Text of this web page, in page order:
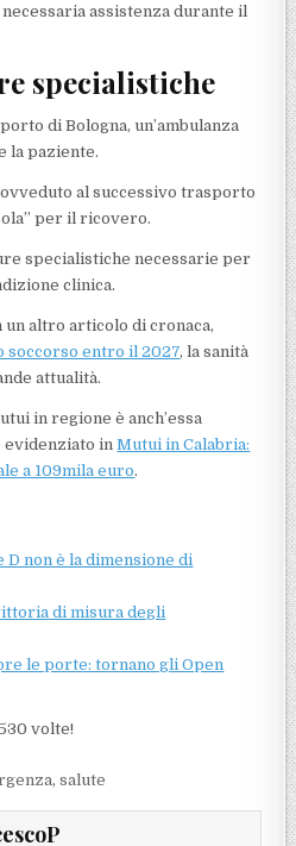
assistenza durante il
specialistiche
di Bologna, un’ambulanza
la paziente.
al successivo trasporto
per il ricovero.
specialistiche necessarie per
clinica.
altro articolo di cronaca,
soccorso entro il 2027, la sanità
attualità.
in regione è anch’essa
evidenziato inMutui in Calabria:
a 109mila euro.
D non è la dimensione di
di misura degli
le porte: tornano gli Open
volte!
,salute